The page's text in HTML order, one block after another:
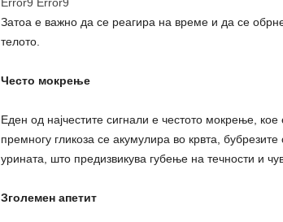
Затоа е важно да се реагира на време и да се
телото.
Често мокрење
Еден од најчестите сигнали е честото мокрење,
премногу гликоза се акумулира во крвта,
урината, што предизвикува губење на течности и
Зголемен апетит